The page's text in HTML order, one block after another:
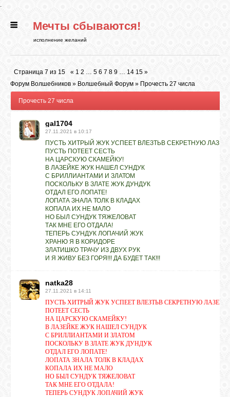
.
ГЛАВНАЯ
РИТУАЛЫ
БИБЛИОТЕКА
КАРТА
ЖЕЛАНИЙ
Мечты сбываются!
исполнение желаний
Страница 7 из 15 « 1 2 … 5 6 7 8 9 … 14 15 »
Форум Волшебников » Волшебный Форум » Прочесть 27 числа
Прочесть 27 числа
gal1704
27.11.2021 в 10:17
ПУСТЬ ХИТРЫЙ ЖУК УСПЕЕТ ВЛЕЗТЬВ СЕКРЕТНУЮ
ПУСТЬ ПОТЕЕТ СЕСТЬ
НА ЦАРСКУЮ СКАМЕЙКУ!
В ЛАЗЕЙКЕ ЖУК НАШЕЛ СУНДУК
С БРИЛЛИАНТАМИ И ЗЛАТОМ
ПОСКОЛЬКУ В ЗЛАТЕ ЖУК ДУНДУК
ОТДАЛ ЕГО ЛОПАТЕ!
ЛОПАТА ЗНАЛА ТОЛК В КЛАДАХ
КОПАЛА ИХ НЕ МАЛО
НО БЫЛ СУНДУК ТЯЖЕЛОВАТ
ТАК МНЕ ЕГО ОТДАЛА!
ТЕПЕРЬ СУНДУК ЛОПАЧИЙ ЖУК
ХРАНЮ Я В КОРИДОРЕ
ЗЛАТИШКО ТРАЧУ ИЗ ДВУХ РУК
И Я ЖИВУ БЕЗ ГОРЯ!!! ДА БУДЕТ ТАК!!!
natka28
27.11.2021 в 14:11
ПУСТЬ ХИТРЫЙ ЖУК УСПЕЕТ ВЛЕЗТЬВ СЕКРЕТНУЮ
ПОТЕЕТ СЕСТЬ
НА ЦАРСКУЮ СКАМЕЙКУ!
В ЛАЗЕЙКЕ ЖУК НАШЕЛ СУНДУК
С БРИЛЛИАНТАМИ И ЗЛАТОМ
ПОСКОЛЬКУ В ЗЛАТЕ ЖУК ДУНДУК
ОТДАЛ ЕГО ЛОПАТЕ!
ЛОПАТА ЗНАЛА ТОЛК В КЛАДАХ
КОПАЛА ИХ НЕ МАЛО
НО БЫЛ СУНДУК ТЯЖЕЛОВАТ
ТАК МНЕ ЕГО ОТДАЛА!
ТЕПЕРЬ СУНДУК ЛОПАЧИЙ ЖУК